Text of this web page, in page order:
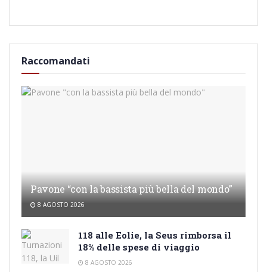
Raccomandati
Pavone “con la bassista più bella del mondo”
8 AGOSTO 2026
118 alle Eolie, la Seus rimborsa il
18% delle spese di viaggio
8 AGOSTO 2026